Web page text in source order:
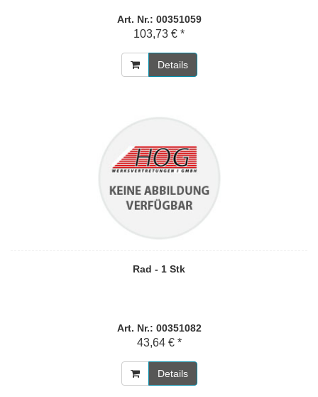
Art. Nr.: 00351059
103,73 € *
Details
Rad - 1 Stk
Art. Nr.: 00351082
43,64 € *
Details